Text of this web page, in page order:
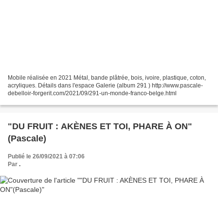
Mobile réalisée en 2021 Métal, bande plâtrée, bois, ivoire, plastique, coton,
acryliques. Détails dans l'espace Galerie (album 291 ) http://www.pascale-
debelloir-forgerit.com/2021/09/291-un-monde-franco-belge.html
"DU FRUIT : AKÈNES ET TOI, PHARE À ON"
(Pascale)
Publié le 26/09/2021 à 07:06
Par .